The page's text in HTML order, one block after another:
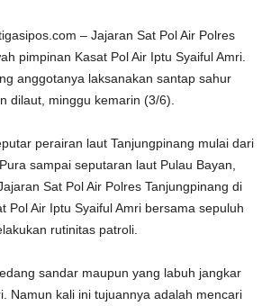
– Jajaran Sat Pol Air Polres
pimpinan Kasat Pol Air Iptu Syaiful Amri.
anggotanya laksanakan santap sahur
dilaut, minggu kemarin (3/6).
perairan laut Tanjungpinang mulai dari
sampai seputaran laut Pulau Bayan,
Sat Pol Air Polres Tanjungpinang di
Pol Air Iptu Syaiful Amri bersama sepuluh
rutinitas patroli.
sandar maupun yang labuh jangkar
Namun kali ini tujuannya adalah mencari